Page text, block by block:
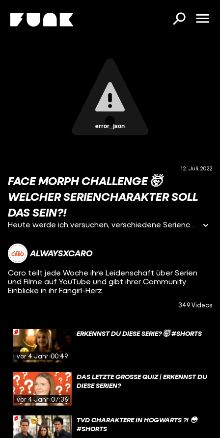
error_json
12. Juli 2022
FACE MORPH CHALLENGE 🤯
WELCHER SERIENCHARAKTER SOLL
DAS SEIN?!
Heute werde ich versuchen, verschiedene Seriencharaktere anhand eines Face Morphs zu erkennen! 🥳 Dafür wurden die Gesichter zweier Charaktere unterschiedlicher Serien fusioniert und ich errate, um welche beiden es sich handelt. Ich bin so erstaunt darüber, wie echt manche Morphs aussehen! Schreibt mir gerne, welche ihr direkt erkannt habt! ❤️
ALWAYSXCARO
Caro teilt jede Woche ihre Leidenschaft über Serien
und Filme auf YouTube und gibt ihrer Community
Einblicke in ihr Fangirl-Herz.
349 Videos
vor 4 Jahren00:49
ERKENNST DU DIESE SERIE? 🤯 #SHORTS
vor 4 Jahren07:36
DAS LETZTE GROSSE QUIZ | ERKENNST DU D
IESE SERIEN?
TVD CHARAKTERE IN HOGWARTS ?! 😳
#SHORTS